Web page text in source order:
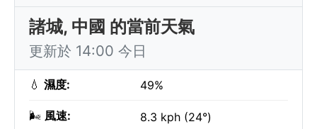
諸城, 中國 的當前天氣
更新於 14:00 今日
💧 濕度: 49%
🌬️ 風速: 8.3 kph (24°)